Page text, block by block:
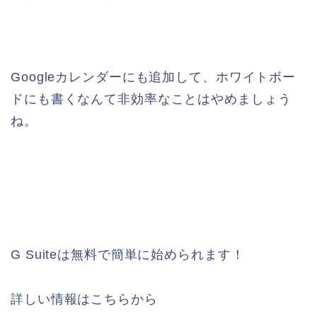
Googleカレンダーにも追加して、ホワイトボー
ドにも書くなんて非効率なことはやめましょう
ね。
G Suiteは無料で簡単に始められます！
詳しい情報はこちらから